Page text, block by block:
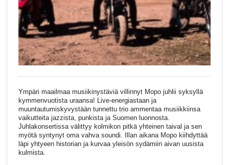
Ympäri maailmaa musiikinystäviä villinnyt Mopo juhlii syksyllä
kymmenvuotista uraansa! Live-energiastaan ja
muuntautumiskyvystään tunnettu trio ammentaa musiikkiinsa
vaikutteita jazzista, punkista ja Suomen luonnosta.
Juhlakonsertissa välittyy kolmikon pitkä yhteinen taival ja sen
myötä syntynyt oma vahva soundi. Illan aikana Mopo kiihdyttää
läpi yhtyeen historian ja kurvaa yleisön sydämiin aivan uusista
kulmista.